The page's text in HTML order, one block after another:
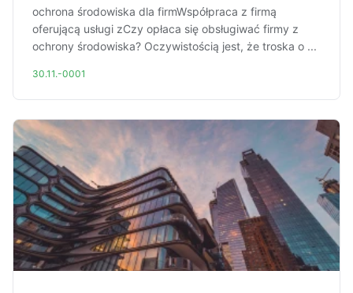
ochrona środowiska dla firmWspółpraca z firmą
oferującą usługi zCzy opłaca się obsługiwać firmy z
ochrony środowiska? Oczywistością jest, że troska o ...
30.11.-0001